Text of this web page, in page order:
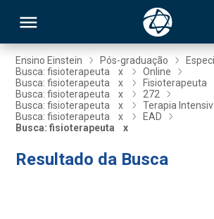
Ensino Einstein Pós-graduação
Busca: fisioterapeuta
x
Online
Busca: fisioterapeuta
x
Fisioterapeuta
Busca: fisioterapeuta
x
272
Busca: fisioterapeuta
x
Terapia
Busca: fisioterapeuta
x
EAD
Busca: fisioterapeuta
x
Resultado da Busca